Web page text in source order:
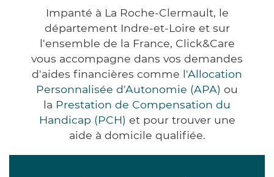
Impanté à La Roche-Clermault, le
département Indre-et-Loire et sur
l'ensemble de la France, Click&Care
vous accompagne dans vos demandes
d'aides financières comme l'Allocation
Personnalisée d'Autonomie (APA) ou
la Prestation de Compensation du
Handicap (PCH) et pour trouver une
aide à domicile qualifiée.